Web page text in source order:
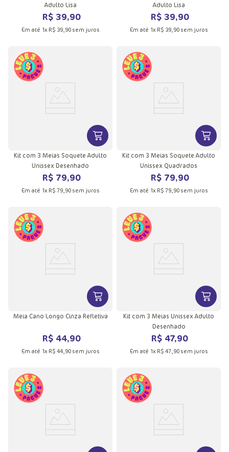
Adulto Lisa
R$ 39,90
Em até 1x R$ 39,90sem juros
Adulto Lisa
R$ 39,90
Em até 1x R$ 39,90sem juros
VER MAIS INFORMAÇÕES DO
Kit com 3 Meias Soquete Adulto
Unissex Desenhado
R$ 79,90
Em até 1x R$ 79,90sem juros
VER
Kit com 3 Meias Soquete Adulto
Unissex Quadrados
R$ 79,90
Em até 1x R$ 79,90sem juros
VER MAIS INFORMAÇÕES DO
Meia Cano Longo Cinza Refletiva
R$ 44,90
Em até 1x R$ 44,90sem juros
VER
Kit com 3 Meias Unissex Adulto
Desenhado
R$ 47,90
Em até 1x R$ 47,90sem juros